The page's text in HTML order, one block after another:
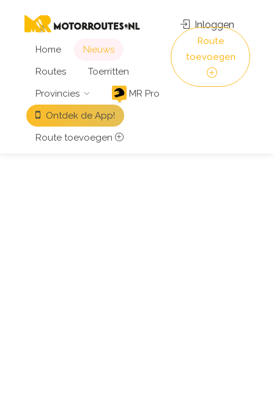
Home
Nieuws
Routes
Toerritten
Provincies
MR Pro
Ontdek de App!
Route toevoegen
Inloggen
Route
toevoegen